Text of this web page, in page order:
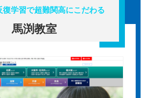
復学習で超難関高にこだわる
馬渕教室